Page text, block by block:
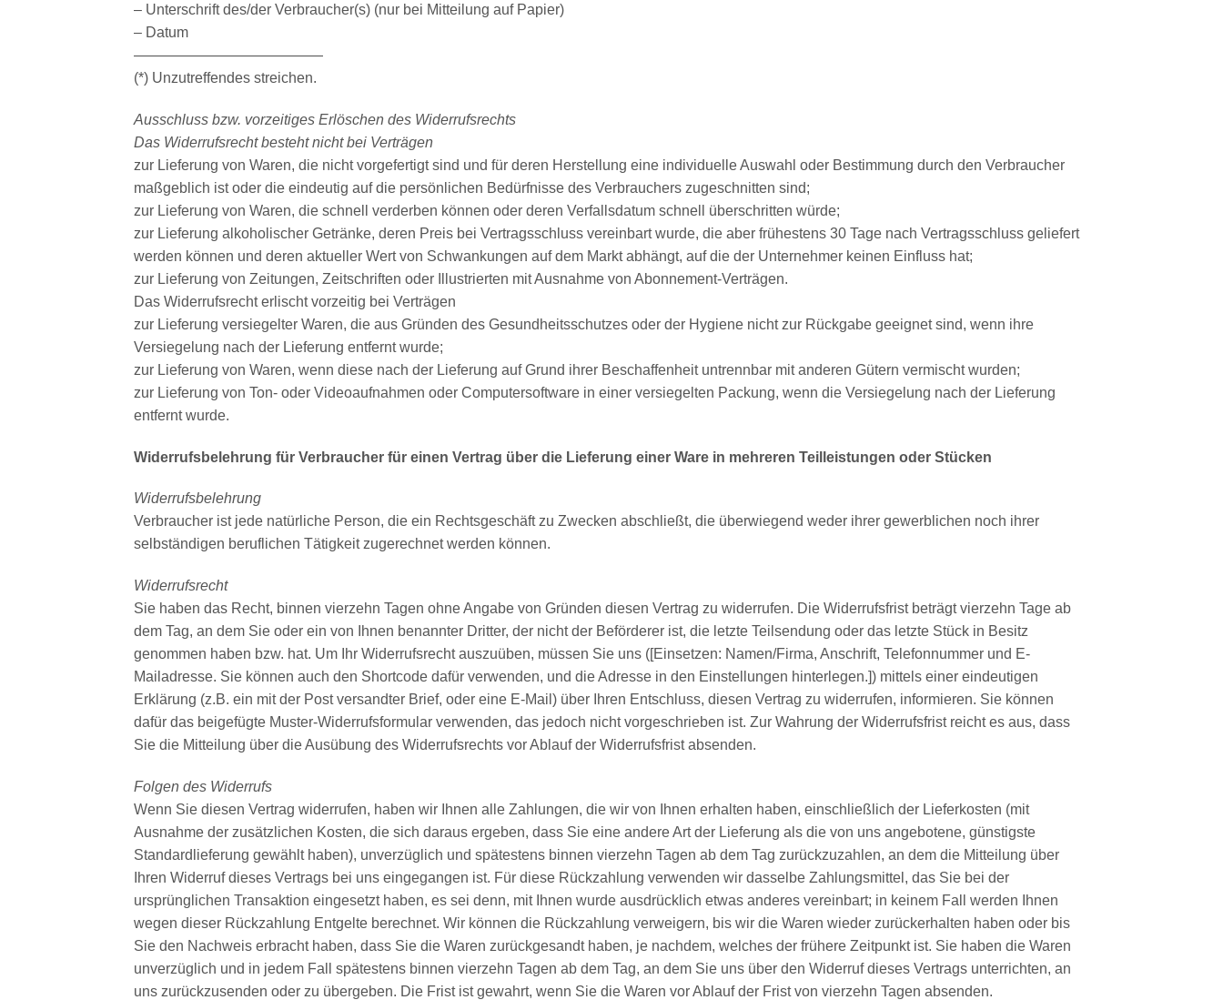
– Unterschrift des/der Verbraucher(s) (nur bei Mitteilung auf Papier)
– Datum
—————————————
(*) Unzutreffendes streichen.
Ausschluss bzw. vorzeitiges Erlöschen des Widerrufsrechts
Das Widerrufsrecht besteht nicht bei Verträgen
zur Lieferung von Waren, die nicht vorgefertigt sind und für deren Herstellung eine individuelle Auswahl oder Bestimmung durch den Verbraucher
maßgeblich ist oder die eindeutig auf die persönlichen Bedürfnisse des Verbrauchers zugeschnitten sind;
zur Lieferung von Waren, die schnell verderben können oder deren Verfallsdatum schnell überschritten würde;
zur Lieferung alkoholischer Getränke, deren Preis bei Vertragsschluss vereinbart wurde, die aber frühestens 30 Tage nach Vertragsschluss geliefert
werden können und deren aktueller Wert von Schwankungen auf dem Markt abhängt, auf die der Unternehmer keinen Einfluss hat;
zur Lieferung von Zeitungen, Zeitschriften oder Illustrierten mit Ausnahme von Abonnement-Verträgen.
Das Widerrufsrecht erlischt vorzeitig bei Verträgen
zur Lieferung versiegelter Waren, die aus Gründen des Gesundheitsschutzes oder der Hygiene nicht zur Rückgabe geeignet sind, wenn ihre
Versiegelung nach der Lieferung entfernt wurde;
zur Lieferung von Waren, wenn diese nach der Lieferung auf Grund ihrer Beschaffenheit untrennbar mit anderen Gütern vermischt wurden;
zur Lieferung von Ton- oder Videoaufnahmen oder Computersoftware in einer versiegelten Packung, wenn die Versiegelung nach der Lieferung
entfernt wurde.
Widerrufsbelehrung für Verbraucher für einen Vertrag über die Lieferung einer Ware in mehreren Teilleistungen oder Stücken
Widerrufsbelehrung
Verbraucher ist jede natürliche Person, die ein Rechtsgeschäft zu Zwecken abschließt, die überwiegend weder ihrer gewerblichen noch ihrer
selbständigen beruflichen Tätigkeit zugerechnet werden können.
Widerrufsrecht
Sie haben das Recht, binnen vierzehn Tagen ohne Angabe von Gründen diesen Vertrag zu widerrufen. Die Widerrufsfrist beträgt vierzehn Tage ab
dem Tag, an dem Sie oder ein von Ihnen benannter Dritter, der nicht der Beförderer ist, die letzte Teilsendung oder das letzte Stück in Besitz
genommen haben bzw. hat. Um Ihr Widerrufsrecht auszuüben, müssen Sie uns ([Einsetzen: Namen/Firma, Anschrift, Telefonnummer und E-
Mailadresse. Sie können auch den Shortcode dafür verwenden, und die Adresse in den Einstellungen hinterlegen.]) mittels einer eindeutigen
Erklärung (z.B. ein mit der Post versandter Brief, oder eine E-Mail) über Ihren Entschluss, diesen Vertrag zu widerrufen, informieren. Sie können
dafür das beigefügte Muster-Widerrufsformular verwenden, das jedoch nicht vorgeschrieben ist. Zur Wahrung der Widerrufsfrist reicht es aus, dass
Sie die Mitteilung über die Ausübung des Widerrufsrechts vor Ablauf der Widerrufsfrist absenden.
Folgen des Widerrufs
Wenn Sie diesen Vertrag widerrufen, haben wir Ihnen alle Zahlungen, die wir von Ihnen erhalten haben, einschließlich der Lieferkosten (mit
Ausnahme der zusätzlichen Kosten, die sich daraus ergeben, dass Sie eine andere Art der Lieferung als die von uns angebotene, günstigste
Standardlieferung gewählt haben), unverzüglich und spätestens binnen vierzehn Tagen ab dem Tag zurückzuzahlen, an dem die Mitteilung über
Ihren Widerruf dieses Vertrags bei uns eingegangen ist. Für diese Rückzahlung verwenden wir dasselbe Zahlungsmittel, das Sie bei der
ursprünglichen Transaktion eingesetzt haben, es sei denn, mit Ihnen wurde ausdrücklich etwas anderes vereinbart; in keinem Fall werden Ihnen
wegen dieser Rückzahlung Entgelte berechnet. Wir können die Rückzahlung verweigern, bis wir die Waren wieder zurückerhalten haben oder bis
Sie den Nachweis erbracht haben, dass Sie die Waren zurückgesandt haben, je nachdem, welches der frühere Zeitpunkt ist. Sie haben die Waren
unverzüglich und in jedem Fall spätestens binnen vierzehn Tagen ab dem Tag, an dem Sie uns über den Widerruf dieses Vertrags unterrichten, an
uns zurückzusenden oder zu übergeben. Die Frist ist gewahrt, wenn Sie die Waren vor Ablauf der Frist von vierzehn Tagen absenden.